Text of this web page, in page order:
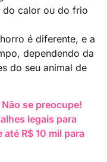
do calor ou do frio
é diferente, e a
dependendo da
do seu animal de
se preocupe!
legais para
R$ 10 mil para